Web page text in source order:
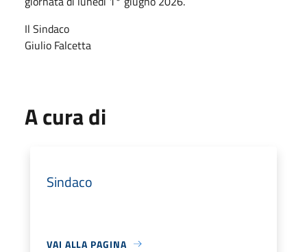
Il Sindaco
Giulio Falcetta
A cura di
Sindaco
VAI ALLA PAGINA